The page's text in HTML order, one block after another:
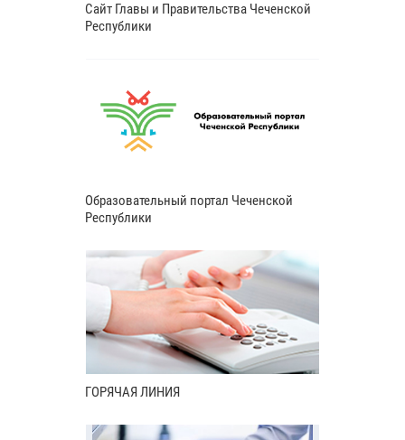
Сайт Главы и Правительства Чеченской
Республики
Образовательный портал Чеченской
Республики
ГОРЯЧАЯ ЛИНИЯ